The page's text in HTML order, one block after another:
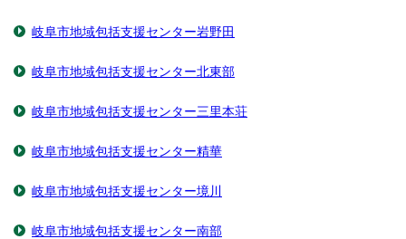
岐阜市地域包括支援センター岩野田
岐阜市地域包括支援センター北東部
岐阜市地域包括支援センター三里本荘
岐阜市地域包括支援センター精華
岐阜市地域包括支援センター境川
岐阜市地域包括支援センター南部